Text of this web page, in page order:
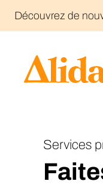
Découvrez de
Services